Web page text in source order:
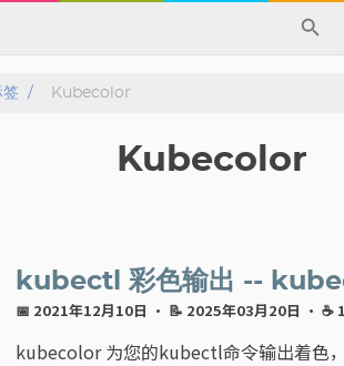
签 Kubecolor
Kubecolor
kubectl 彩色输出 --
📅 2021年12月10日 · 📝 2025年03月20日 · ☕
kubecolor 为您的kubectl命令输出着色，